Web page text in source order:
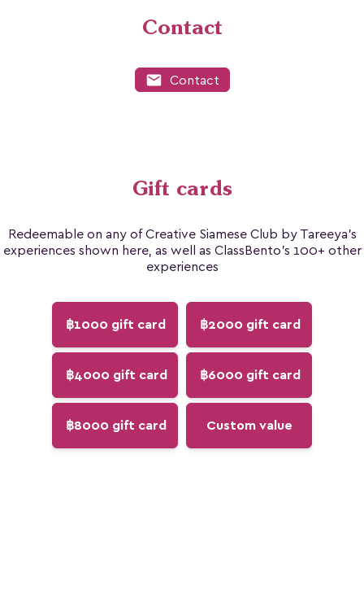
Contact
mail Contact
Gift cards
Redeemable on any of Creative Siamese Club by Tareeya's
experiences shown here, as well as ClassBento's 100+ other
experiences
฿1000 gift card ฿2000 gift card
฿4000 gift card ฿6000 gift card
฿8000 gift card Custom value